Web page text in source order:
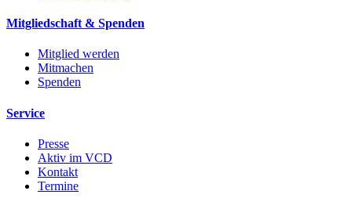
Mitgliedschaft & Spenden
Mitglied werden
Mitmachen
Spenden
Service
Presse
Aktiv im VCD
Kontakt
Termine